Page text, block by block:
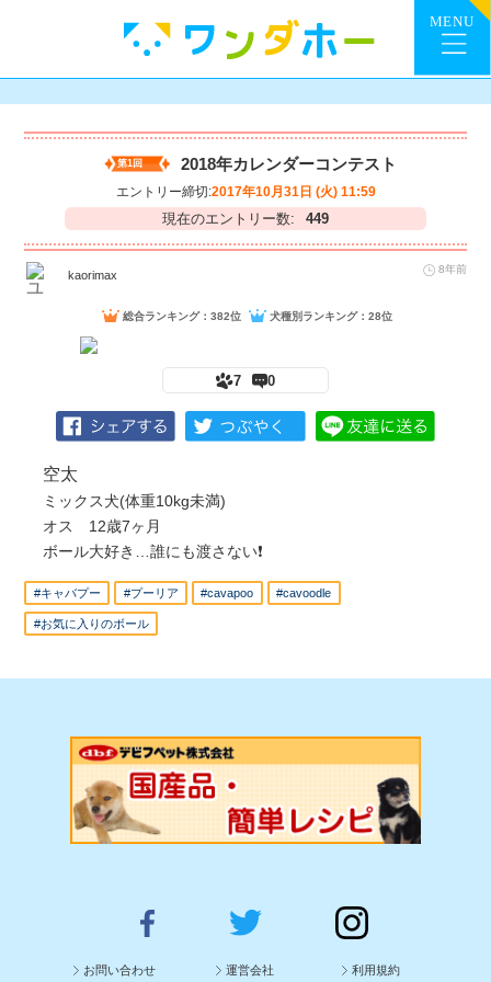
第1回 2018年カレンダーコンテスト
エントリー締切:2017年10月31日 (火) 11:59
現在のエントリー数: 449
kaorimax 8年前
総合ランキング：382位 犬種別ランキング：28位
7 0
空太
ミックス犬(体重10kg未満)
オス 12歳7ヶ月
ボール大好き…誰にも渡さない❗
#キャバプー #プーリア #cavapoo #cavoodle
#お気に入りのボール
お問い合わせ 運営会社 利用規約